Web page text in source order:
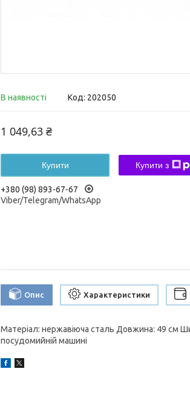
В наявності Код: 202050
1 049,63 ₴
Купити Купити з
+380 (98) 893-67-67
Viber/Telegram/WhatsApp
Опис Характеристики
Матеріал: нержавіюча сталь Довжина: 49 см
посудомийній машині